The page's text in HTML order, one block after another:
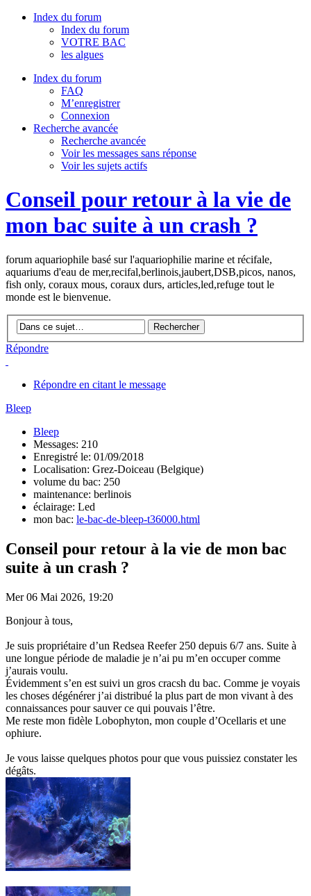
Index du forum
Index du forum
VOTRE BAC
les algues
Index du forum
FAQ
M’enregistrer
Connexion
Recherche avancée
Recherche avancée
Voir les messages sans réponse
Voir les sujets actifs
Conseil pour retour à la vie de
mon bac suite à un crash ?
forum aquariophile basé sur l'aquariophilie marine et récifale,
aquariums d'eau de mer,recifal,berlinois,jaubert,DSB,picos, nanos,
fish only, coraux mous, coraux durs, articles,led,refuge tout le
monde est le bienvenue.
Répondre
Répondre en citant le message
Bleep
Bleep
Messages: 210
Enregistré le: 01/09/2018
Localisation: Grez-Doiceau (Belgique)
volume du bac: 250
maintenance: berlinois
éclairage: Led
mon bac: le-bac-de-bleep-t36000.html
Conseil pour retour à la vie de mon bac
suite à un crash ?
Mer 06 Mai 2026, 19:20
Bonjour à tous,
Je suis propriétaire d’un Redsea Reefer 250 depuis 6/7 ans. Suite à
une longue période de maladie je n’ai pu m’en occuper comme
j’aurais voulu.
Évidemment s’en est suivi un gros cracsh du bac. Comme je voyais
les choses dégénérer j’ai distribué la plus part de mon vivant à des
connaissances pour sauver ce qui pouvais l’être.
Me reste mon fidèle Lobophyton, mon couple d’Ocellaris et une
ophiure.
Je vous laisse quelques photos pour que vous puissiez constater les
dégâts.